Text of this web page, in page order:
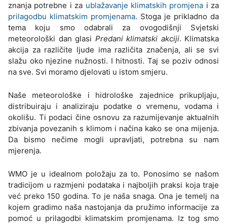
znanja potrebne i za ublažavanje klimatskih promjena i za
prilagodbu klimatskim promjenama. Stoga je prikladno da
tema koju smo odabrali za ovogodišnji Svjetski
meteorološki dan glasi Predani klimatski akciji. Klimatska
akcija za različite ljude ima različita značenja, ali se svi
slažu oko njezine nužnosti. I hitnosti. Taj se poziv odnosi
na sve. Svi moramo djelovati u istom smjeru.
Naše meteorološke i hidrološke zajednice prikupljaju,
distribuiraju i analiziraju podatke o vremenu, vodama i
okolišu. Ti podaci čine osnovu za razumijevanje aktualnih
zbivanja povezanih s klimom i načina kako se ona mijenja.
Da bismo nečime mogli upravljati, potrebna su nam
mjerenja.
WMO je u idealnom položaju za to. Ponosimo se našom
tradicijom u razmjeni podataka i najboljih praksi koja traje
već preko 150 godina. To je naša snaga. Ona je temelj na
kojem gradimo naša nastojanja da pružimo informacije za
pomoć u prilagodbi klimatskim promjenama. Iz tog smo